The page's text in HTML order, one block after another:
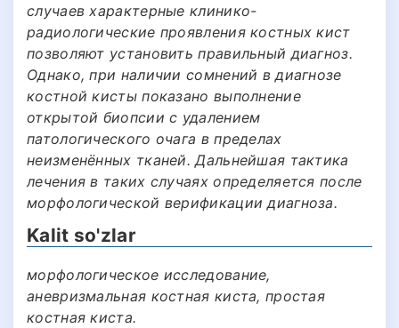
случаев характерные клинико-
радиологические проявления костных кист
позволяют установить правильный диагноз.
Однако, при наличии сомнений в диагнозе
костной кисты показано выполнение
открытой биопсии с удалением
патологического очага в пределах
неизменённых тканей. Дальнейшая тактика
лечения в таких случаях определяется после
морфологической верификации диагноза.
Kalit so'zlar
морфологическое исследование,
аневризмальная костная киста, простая
костная киста.